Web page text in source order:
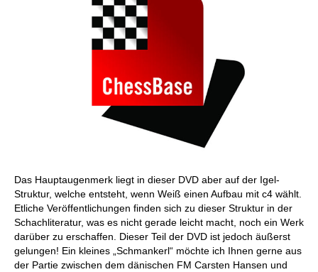
Das Hauptaugenmerk liegt in dieser DVD aber auf der Igel-
Struktur, welche entsteht, wenn Weiß einen Aufbau mit c4 wählt.
Etliche Veröffentlichungen finden sich zu dieser Struktur in der
Schachliteratur, was es nicht gerade leicht macht, noch ein Werk
darüber zu erschaffen. Dieser Teil der DVD ist jedoch äußerst
gelungen! Ein kleines „Schmankerl“ möchte ich Ihnen gerne aus
der Partie zwischen dem dänischen FM Carsten Hansen und